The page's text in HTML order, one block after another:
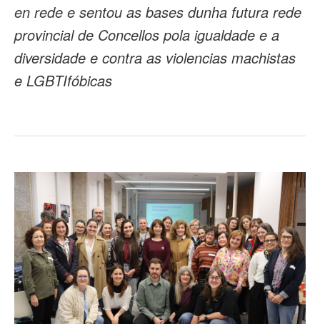
en rede e sentou as bases dunha futura rede
provincial de Concellos pola igualdade e a
diversidade e contra as violencias machistas
e LGBTIfóbicas